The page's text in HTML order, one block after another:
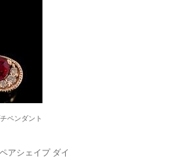
ペンダント
アシェイプ ダイ